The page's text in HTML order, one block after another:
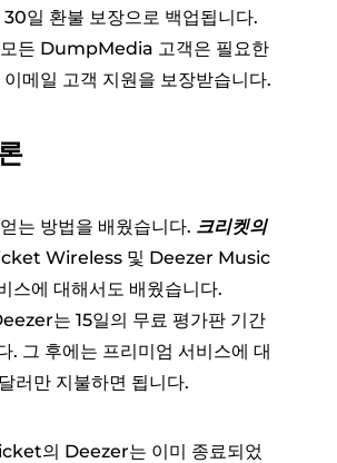
30일 환불 보장으로 백업됩니다.
모든 DumpMedia 고객은 필요한
메일 고객 지원을 보장받습니다.
는 방법을 배웠습니다. 크리켓의
Wireless 및 Deezer Music
스에 대해서도 배웠습니다.
는 15일의 무료 평가판 기간
. 그 후에는 프리미엄 서비스에 대
러만 지불하면 됩니다.
의 Deezer는 이미 종료되었